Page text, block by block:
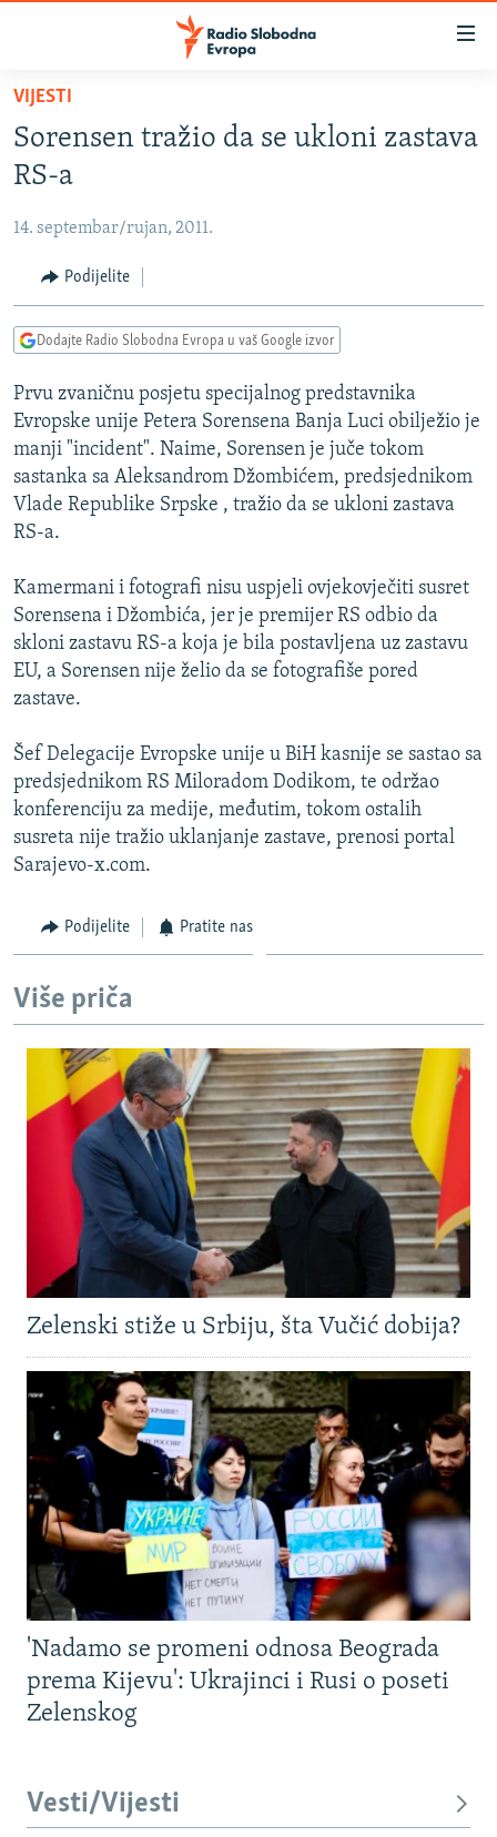
Pređite
glavni
sadržaj
na
navigaciju
Pređite
na
KOSOVO
CRNA GORA
VIDEO
FOTOGALERIJE
INFOGRAFIKE
PODCASTI
RAT U UKRAJINI
KINA NA BALKANU
RSE PRIČE IZ SVIJETA
ISPRIČAJ MI
SPECIJALI RSE
VIŠE OD NASLOVA
GENOCID U SREBRENICI
TV LIBERTY
POST SCRIPTUM
MOJA EVROPA
TRI DECENIJE OD RATA U BIH
SVE KARTE DEJTONA
NASTANAK I RASPAD JUGOSLAVIJE
Sve RFE/RL stranice
VIJESTI
Sorensen tražio da se ukloni zastava
RS-a
14. septembar/rujan, 2011.
Podijelite
Dodajte Radio Slobodna Evropa u vaš Google izvor
Prvu zvaničnu posjetu specijalnog predstavnika
Evropske unije Petera Sorensena Banja Luci obilježio je
manji "incident". Naime, Sorensen je juče tokom
sastanka sa Aleksandrom Džombićem, predsjednikom
Vlade Republike Srpske , tražio da se ukloni zastava
RS-a.
Kamermani i fotografi nisu uspjeli ovjekovječiti susret
Sorensena i Džombića, jer je premijer RS odbio da
skloni zastavu RS-a koja je bila postavljena uz zastavu
EU, a Sorensen nije želio da se fotografiše pored
zastave.
Šef Delegacije Evropske unije u BiH kasnije se sastao sa
predsjednikom RS Miloradom Dodikom, te održao
konferenciju za medije, međutim, tokom ostalih
susreta nije tražio uklanjanje zastave, prenosi portal
Sarajevo-x.com.
Podijelite Pratite nas
Više priča
Zelenski stiže u Srbiju, šta Vučić dobija?
'Nadamo se promeni odnosa Beograda
prema Kijevu': Ukrajinci i Rusi o poseti
Zelenskog
Vesti/Vijesti